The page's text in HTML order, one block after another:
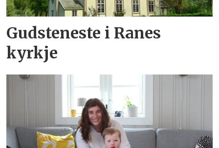
Gudsteneste i Ranes
kyrkje